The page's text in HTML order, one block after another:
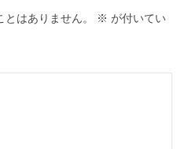
はありません。 ※ が付いてい